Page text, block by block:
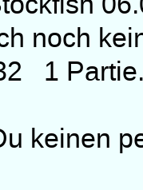
noch
1
keinen